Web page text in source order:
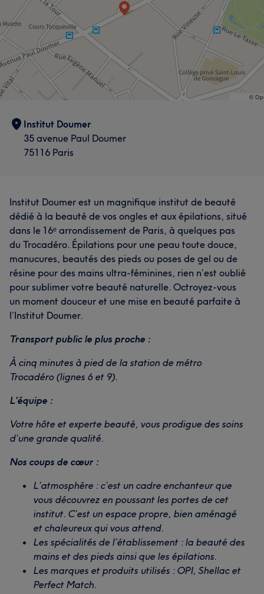
Expert/e 8
Institut Doumer
35 avenue Paul Doumer
75116 Paris
Institut Doumer est un magnifique institut de beauté
dédié à la beauté de vos ongles et aux épilations, situé
dans le 16ᵉ arrondissement de Paris, à quelques pas
du Trocadéro. Épilations pour une peau toute douce,
manucures, beautés des pieds ou poses de gel ou de
résine pour des mains ultra-féminines, rien n’est oublié
pour sublimer votre beauté naturelle. Octroyez-vous
un moment douceur et une mise en beauté parfaite à
l’Institut Doumer.
Transport public le plus proche :
À cinq minutes à pied de la station de métro
Trocadéro (lignes 6 et 9).
L'équipe :
Votre hôte et experte beauté, vous prodigue des soins
d’une grande qualité.
Nos coups de cœur :
L’atmosphère : c’est un cadre enchanteur que
vous découvrez en poussant les portes de cet
institut. C’est un espace propre, bien aménagé
et chaleureux qui vous attend.
Les spécialités de l’établissement : la beauté des
mains et des pieds ainsi que les épilations.
Les marques et produits utilisés : OPI, Shellac et
Perfect Match.